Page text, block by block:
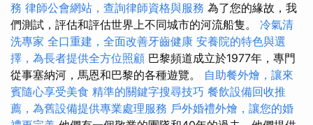
務 律師公會網站，查詢律師資格與服務 為了您的緣故，我
們測試，評估和評估世界上不同城市的河流船隻。 冷氣清
洗專家 全口重建，全面改善牙齒健康 安養院的特色與選
擇，為長者提供全方位照顧 巴黎頻道成立於1977年，專門
從事塞納河，馬恩和巴黎的各種遊覽。 自助餐外燴，讓來
賓隨心享受美食 精準的關鍵字搜尋技巧 餐飲設備回收推
薦，為舊設備提供專業處理服務 戶外婚禮外燴，讓您的婚